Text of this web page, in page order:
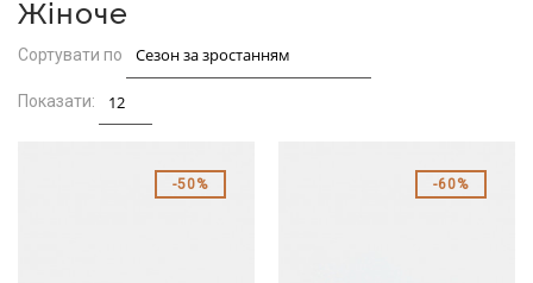
Жіноче
Сортувати по
Показати:
50% 60%